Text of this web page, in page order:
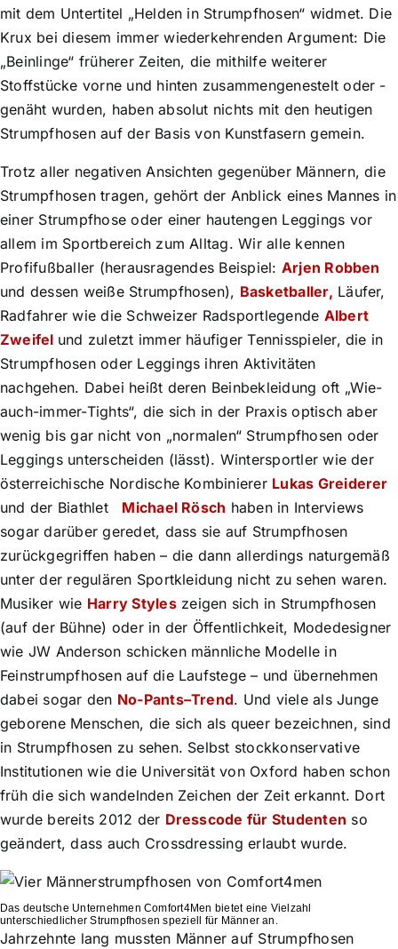
mit dem Untertitel „Helden in Strumpfhosen“ widmet. Die
Krux bei diesem immer wiederkehrenden Argument: Die
„Beinlinge“ früherer Zeiten, die mithilfe weiterer
Stoffstücke vorne und hinten zusammengenestelt oder -
genäht wurden, haben absolut nichts mit den heutigen
Strumpfhosen auf der Basis von Kunstfasern gemein.
Trotz aller negativen Ansichten gegenüber Männern, die
Strumpfhosen tragen, gehört der Anblick eines Mannes in
einer Strumpfhose oder einer hautengen Leggings vor
allem im Sportbereich zum Alltag. Wir alle kennen
Profifußballer (herausragendes Beispiel: Arjen Robben
und dessen weiße Strumpfhosen), Basketballer, Läufer,
Radfahrer wie die Schweizer Radsportlegende Albert
Zweifel und zuletzt immer häufiger Tennisspieler, die in
Strumpfhosen oder Leggings ihren Aktivitäten
nachgehen. Dabei heißt deren Beinbekleidung oft „Wie-
auch-immer-Tights“, die sich in der Praxis optisch aber
wenig bis gar nicht von „normalen“ Strumpfhosen oder
Leggings unterscheiden (lässt). Wintersportler wie der
österreichische Nordische Kombinierer Lukas Greiderer
und der Biathlet Michael Rösch haben in Interviews
sogar darüber geredet, dass sie auf Strumpfhosen
zurückgegriffen haben – die dann allerdings naturgemäß
unter der regulären Sportkleidung nicht zu sehen waren.
Musiker wie Harry Styles zeigen sich in Strumpfhosen
(auf der Bühne) oder in der Öffentlichkeit, Modedesigner
wie JW Anderson schicken männliche Modelle in
Feinstrumpfhosen auf die Laufstege – und übernehmen
dabei sogar den No-Pants–Trend. Und viele als Junge
geborene Menschen, die sich als queer bezeichnen, sind
in Strumpfhosen zu sehen. Selbst stockkonservative
Institutionen wie die Universität von Oxford haben schon
früh die sich wandelnden Zeichen der Zeit erkannt. Dort
wurde bereits 2012 der Dresscode für Studenten so
geändert, dass auch Crossdressing erlaubt wurde.
Das deutsche Unternehmen Comfort4Men bietet eine Vielzahl
unterschiedlicher Strumpfhosen speziell für Männer an.
Jahrzehnte lang mussten Männer auf Strumpfhosen